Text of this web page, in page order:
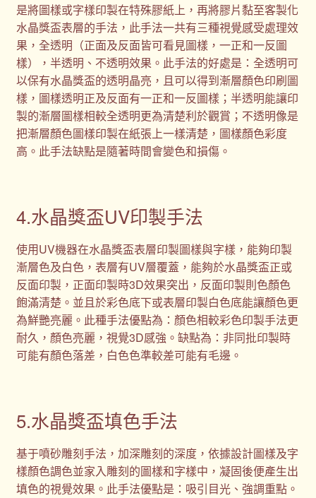
是將圖樣或字樣印製在特殊膠紙上，再將膠片黏至客製化
水晶獎盃表層的手法，此手法一共有三種視覺感受處理效
果，全透明（正面及反面皆可看見圖樣，一正和一反圖
樣），半透明、不透明效果。此手法的好處是：全透明可
以保有水晶獎盃的透明晶亮，且可以得到漸層顏色印刷圖
樣，圖樣透明正及反面有一正和一反圖樣；半透明能讓印
製的漸層圖樣相較全透明更為清楚利於觀賞；不透明像是
把漸層顏色圖樣印製在紙張上一樣清楚，圖樣顏色彩度
高。此手法缺點是隨著時間會變色和損傷。
4.水晶獎盃UV印製手法
使用UV機器在水晶獎盃表層印製圖樣與字樣，能夠印製
漸層色及白色，表層有UV層覆蓋，能夠於水晶獎盃正或
反面印製，正面印製時3D效果突出，反面印製則色顏色
飽滿清楚。並且於彩色底下或表層印製白色底能讓顏色更
為鮮艷亮麗。此種手法優點為：顏色相較彩色印製手法更
耐久，顏色亮麗，視覺3D感強。缺點為：非同批印製時
可能有顏色落差，白色色準較差可能有毛邊。
5.水晶獎盃填色手法
基于噴砂雕刻手法，加深雕刻的深度，依據設計圖樣及字
樣顏色調色並家入雕刻的圖樣和字樣中，凝固後便產生出
填色的視覺效果。此手法優點是：吸引目光、強調重點。